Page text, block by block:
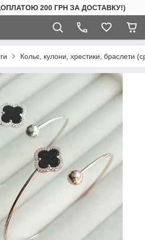
200 ГРН ЗА ДОСТАВКУ!)
Кольє, кулони, хрестики, браслети